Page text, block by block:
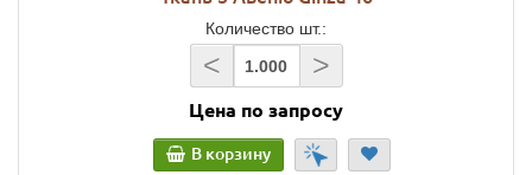
Количество шт.:
< >
Цена по запросу
В корзину